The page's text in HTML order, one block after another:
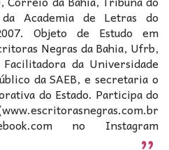
Academia de Letras do
Objeto de Estudo em
Negras da Bahia, Ufrb,
da Universidade
da SAEB, e secretaria o
do Estado. Participa do
no Instagram